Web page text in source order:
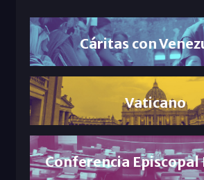
Cáritas con
Vaticano
Conferencia Episcopal